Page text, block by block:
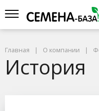
Главная О компании
История